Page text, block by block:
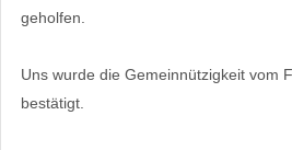
geholfen.
Uns wurde die Gemeinnützigkeit vom
bestätigt.